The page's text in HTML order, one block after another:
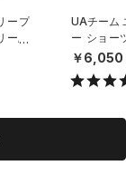
ープ
/U
UAチーム
ー ショー
グ/
￥6,050